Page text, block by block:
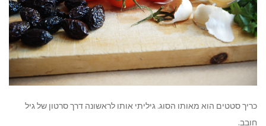
כריך סטטים הוא מאותו הסוג. גיליתי אותו לראשונה דרך סרטון של גיל
חובב.